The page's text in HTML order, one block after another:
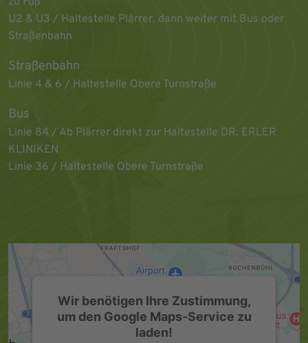
U2 & U3 / Haltestelle Plärrer, dann weiter mit Bus oder
Straßenbahn
Straßenbahn
Linie 4 & 6 / Haltestelle Obere Turnstraße
Bus
Linie 84 / Ab Plärrer direkt zur Haltestelle DR. ERLER
KLINIKEN
Linie 36 / Haltestelle Obere Turnstraße
Wir benötigen Ihre Zustimmung,
um den Google Maps-Service zu
laden!